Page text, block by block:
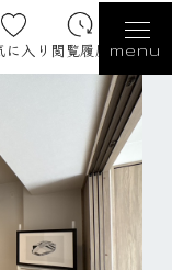
に入り 閲覧履歴 menu